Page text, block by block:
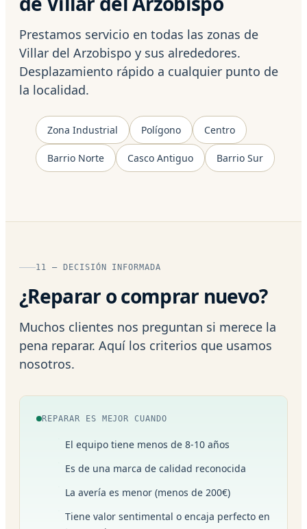
Prestamos servicio en todas las zonas de
Villar del Arzobispo y sus alrededores.
Desplazamiento rápido a cualquier punto de
la localidad.
Zona Industrial Polígono Centro
Barrio Norte Casco Antiguo Barrio Sur
11 — DECISIÓN INFORMADA
¿Reparar o comprar nuevo?
Muchos clientes nos preguntan si merece la
pena reparar. Aquí los criterios que usamos
nosotros.
REPARAR ES MEJOR CUANDO
El equipo tiene menos de 8-10 años
Es de una marca de calidad reconocida
La avería es menor (menos de 200€)
Tiene valor sentimental o encaja perfecto en